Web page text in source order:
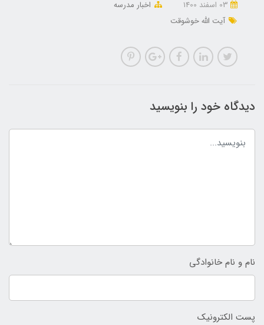
اخبار مدرسه
آیت الله خوشوقت
دیدگاه خود را بنویسید
نام و نام خانوادگی
پست الکترونیک